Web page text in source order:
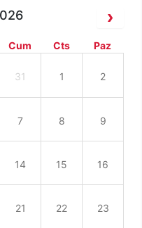
Cum Cts Paz
31 1 2
7 8 9
14 15 16
21 22 23